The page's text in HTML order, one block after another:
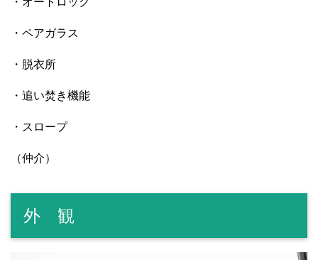
・ペアガラス
・脱衣所
・追い焚き機能
・スロープ
（仲介）
外 観